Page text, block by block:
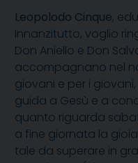
Leopolodo Cinque,
Innanzitutto, voglio
Don Aniello e Don
accompagnano nel
giovani e per i
guida a Gesù e a
quanto riguarda
a fine giornata la
tale da superare in